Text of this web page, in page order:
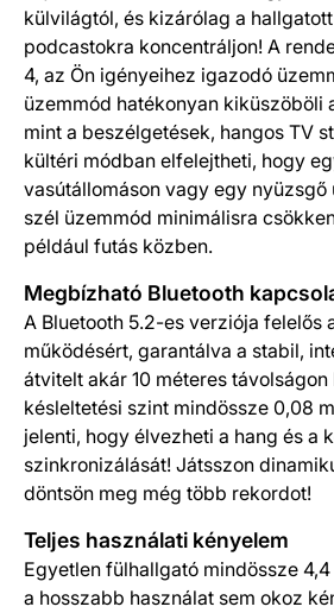
külvilágtól, és kizárólag a
podcastokra koncentráljon! A
4, az Ön igényeihez igazodó
üzemmód hatékonyan kiküszöböli
mint a beszélgetések, hangos TV
kültéri módban elfelejtheti, hogy
vasútállomáson vagy egy nyüzsgő
szél üzemmód minimálisra
például futás közben.
Megbízható Bluetooth
A Bluetooth 5.2-es verziója felelős
működésért, garantálva a stabil,
átvitelt akár 10 méteres
késleltetési szint mindössze 0,08
jelenti, hogy élvezheti a hang és a
szinkronizálását! Játsszon
döntsön meg még több rekordot!
Teljes használati kényelem
Egyetlen fülhallgató mindössze
a hosszabb használat sem okoz